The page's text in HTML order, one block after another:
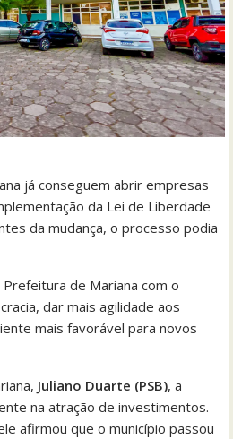
já conseguem abrir empresas
da Lei de Liberdade
da mudança, o processo podia
de Mariana com o
dar mais agilidade aos
mais favorável para novos
Juliano Duarte (PSB), a
na atração de investimentos.
afirmou que o município passou